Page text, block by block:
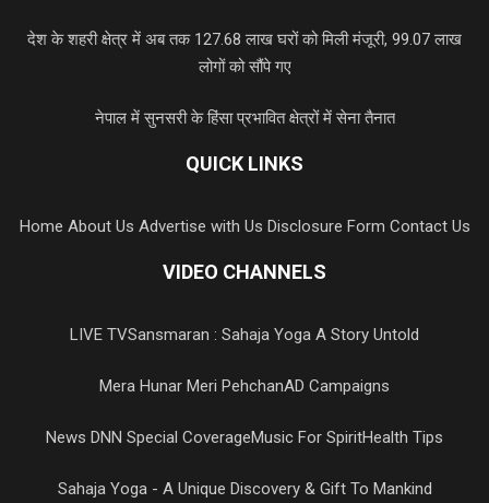
देश के शहरी क्षेत्र में अब तक 127.68 लाख घरों को मिली मंजूरी, 99.07 लाख
लोगों को सौंपे गए
नेपाल में सुनसरी के हिंसा प्रभावित क्षेत्रों में सेना तैनात
QUICK LINKS
Home About Us Advertise with Us Disclosure Form Contact Us
VIDEO CHANNELS
LIVE TVSansmaran : Sahaja Yoga A Story Untold
Mera Hunar Meri PehchanAD Campaigns
News DNN Special CoverageMusic For SpiritHealth Tips
Sahaja Yoga - A Unique Discovery & Gift To Mankind